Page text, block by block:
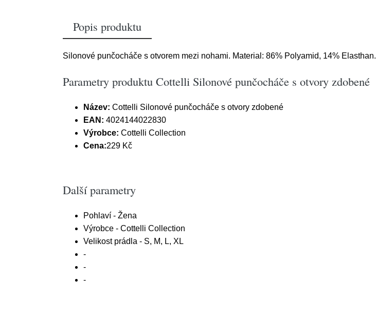
Popis produktu
Silonové punčocháče s otvorem mezi nohami. Material: 86% Polyamid, 14% Elasthan.
Parametry produktu Cottelli Silonové punčocháče s otvory zdobené
Název: Cottelli Silonové punčocháče s otvory zdobené
EAN: 4024144022830
Výrobce: Cottelli Collection
Cena:229 Kč
Další parametry
Pohlaví - Žena
Výrobce - Cottelli Collection
Velikost prádla - S, M, L, XL
-
-
-